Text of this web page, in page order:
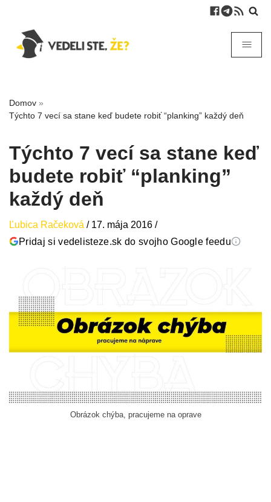
Domov »
Týchto 7 vecí sa stane keď budete robiť “planking” každý deň
Týchto 7 vecí sa stane keď
budete robiť “planking”
každý deň
Ľubica Račeková / 17. mája 2016 /
Pridaj si vedelisteze.sk do svojho Google feedu
Obrázok chýba, pracujeme na oprave